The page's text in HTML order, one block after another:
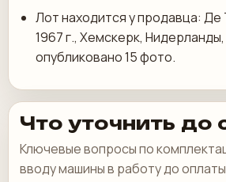
Лот находится у продавца: Де
1967 г., Хемскерк,
опубликовано 15 фото.
Что уточнить до
Ключевые вопросы по
вводу машины в работу до